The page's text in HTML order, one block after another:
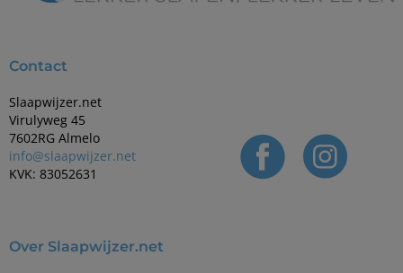
Contact
Slaapwijzer.net
Virulyweg 45
7602RG Almelo
info@slaapwijzer.net
KVK: 83052631
Over Slaapwijzer.net